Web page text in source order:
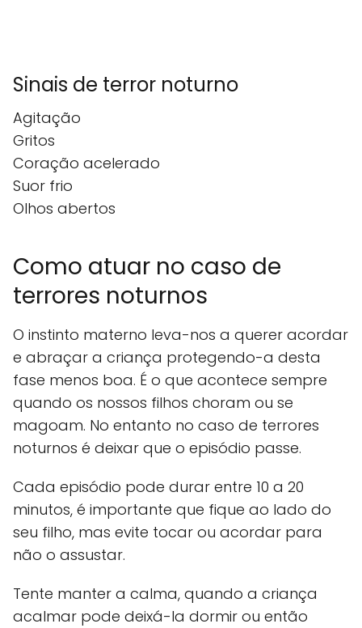
Sinais de terror noturno
Agitação
Gritos
Coração acelerado
Suor frio
Olhos abertos
Como atuar no caso de
terrores noturnos
O instinto materno leva-nos a querer acordar
e abraçar a criança protegendo-a desta
fase menos boa. É o que acontece sempre
quando os nossos filhos choram ou se
magoam. No entanto no caso de terrores
noturnos é deixar que o episódio passe.
Cada episódio pode durar entre 10 a 20
minutos, é importante que fique ao lado do
seu filho, mas evite tocar ou acordar para
não o assustar.
Tente manter a calma, quando a criança
acalmar pode deixá-la dormir ou então